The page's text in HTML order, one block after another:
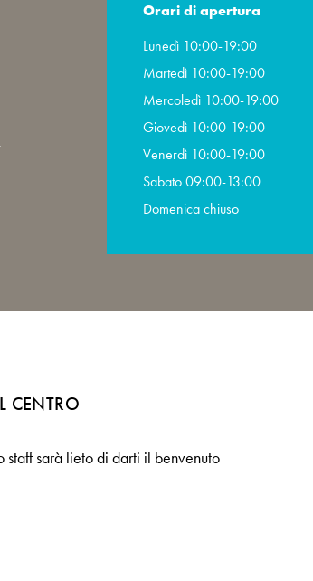
Orari di apertura
Lunedì 10:00-19:00
Martedì 10:00-19:00
Mercoledì 10:00-19:00
Giovedì 10:00-19:00
Venerdì 10:00-19:00
Sabato 09:00-13:00
Domenica chiuso
CENTRO
staff sarà lieto di darti il benvenuto